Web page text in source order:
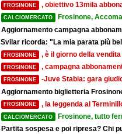
FROSINONE , obiettivo 13mila
CALCIOMERCATO Frosinone,
Aggiornamento campagna
Svilar ricorda: "La mia parata più
FROSINONE , è il giorno della
FROSINONE , campagna
FROSINONE -Juve Stabia: gara
Aggiornamento biglietteria
FROSINONE , la leggenda al
CALCIOMERCATO Frosinone, tutto
Partita sospesa e poi ripresa? Chi